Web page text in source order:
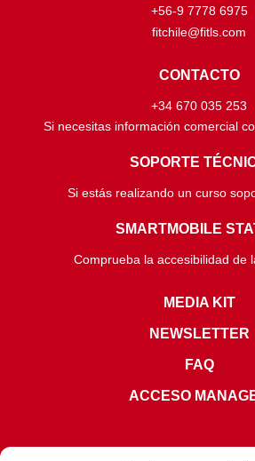
+56-9 7778 6975
fitchile@fitls.com
CONTACTO
+34 670 035 253
Si necesitas información comercial
SOPORTE
Si estás realizando un curso
SMARTMOBILE
Comprueba la accesibilidad de
MEDIA KIT
NEWSLETTER
FAQ
ACCESO